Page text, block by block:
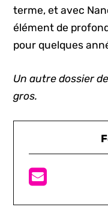
terme, et avec
élément de
pour quelques
Un autre dossier
gros.